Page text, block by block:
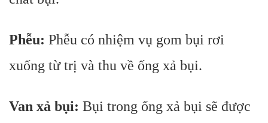
Phễu: Phễu có nhiệm vụ gom bụi rơi
xuống từ trị và thu về ống xả bụi.
Van xả bụi: Bụi trong ống xả bụi sẽ được